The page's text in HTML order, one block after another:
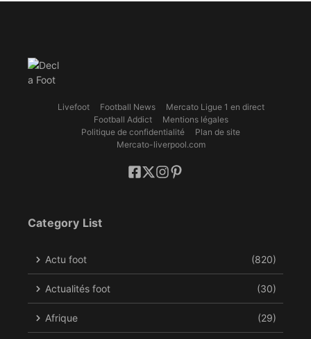
Livefoot Football News
Mercato Ligue 1 en direct
Football Addict
Mentions légales
Politique de confidentialité
Plan de site
Mercato-liverpool.com
Category List
Actu foot (820)
Actualités foot (30)
Afrique (29)